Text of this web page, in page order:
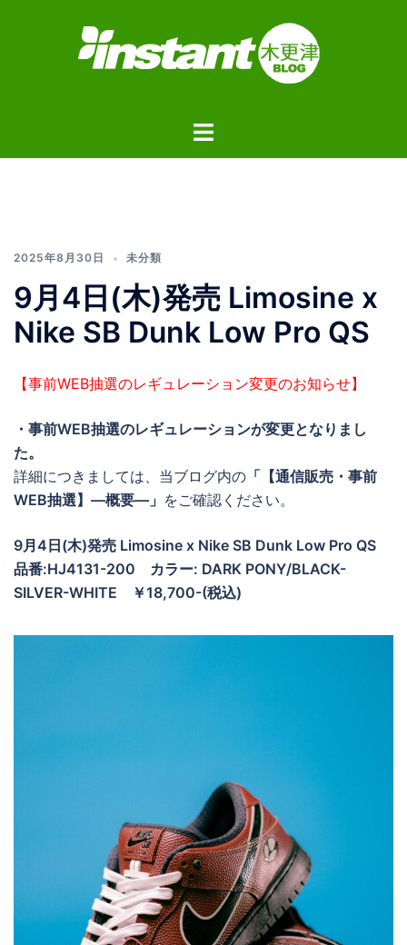
ト
2025年8月30日 未分類
9月4日(木)発売 Limosine x
Nike SB Dunk Low Pro QS
【事前WEB抽選のレギュレーション変更のお知らせ】
・事前WEB抽選のレギュレーションが変更となりまし
た。
詳細につきましては、当ブログ内の 「【通信販売・事前
WEB抽選】―概要―」 をご確認ください。
9月4日(木)発売 Limosine x Nike SB Dunk Low Pro QS
品番:HJ4131-200
カラー: DARK PONY/BLACK-
SILVER-WHITE ￥18,700-(税込)